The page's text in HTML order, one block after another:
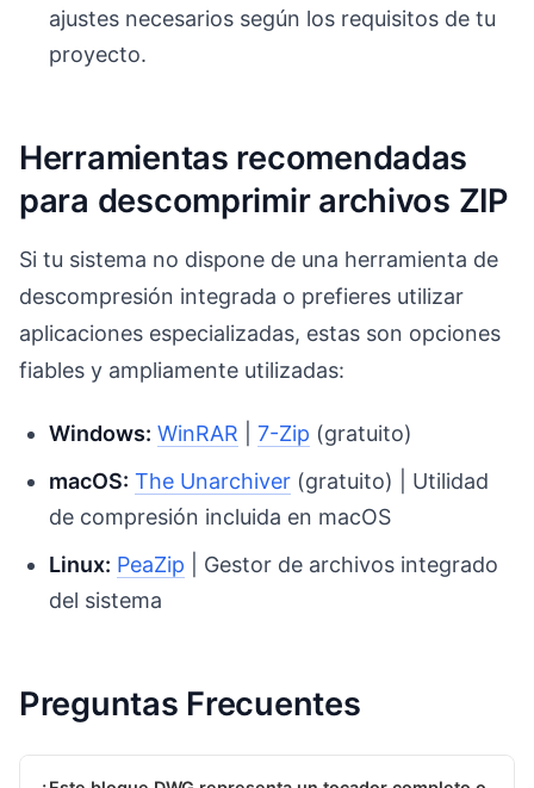
ajustes necesarios según los requisitos de tu
proyecto.
Herramientas recomendadas
para descomprimir archivos ZIP
Si tu sistema no dispone de una herramienta de
descompresión integrada o prefieres utilizar
aplicaciones especializadas, estas son opciones
fiables y ampliamente utilizadas:
Windows: WinRAR |7-Zip (gratuito)
macOS: The Unarchiver (gratuito) | Utilidad
de compresión incluida en macOS
Linux: PeaZip | Gestor de archivos integrado
del sistema
Preguntas Frecuentes